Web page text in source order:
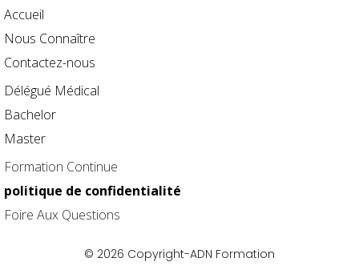
Accueil
Nous Connaître
Contactez-nous
Délégué Médical
Bachelor
Master
Formation Continue
politique de confidentialité
Foire Aux Questions
© 2026 Copyright-ADN Formation